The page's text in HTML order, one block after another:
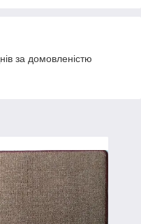
за домовленістю